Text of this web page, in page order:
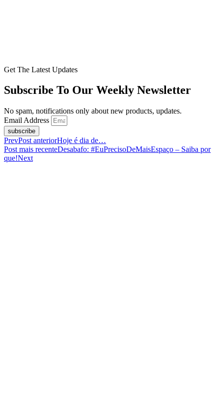
Get The Latest Updates
Subscribe To Our Weekly Newsletter
No spam, notifications only about new products, updates.
Email Address
subscribe
PrevPost anteriorHoje é dia de…
Post mais recenteDesabafo: #EuPrecisoDeMaisEspaço – Saiba por
que!Next